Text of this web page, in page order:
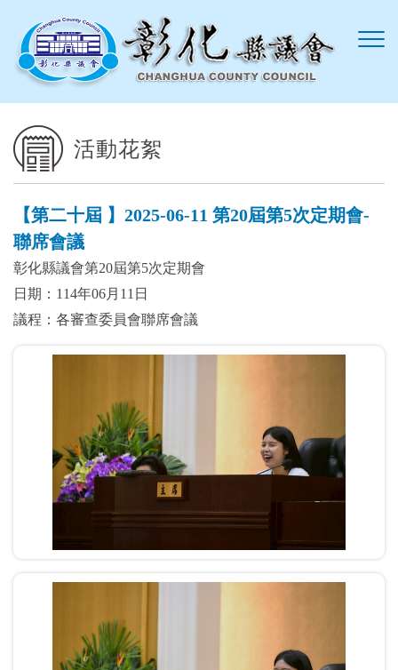
活動花絮
【第二十屆 】2025-06-11 第20屆第5次定期會-
聯席會議
彰化縣議會第20屆第5次定期會
日期：114年06月11日
議程：各審查委員會聯席會議